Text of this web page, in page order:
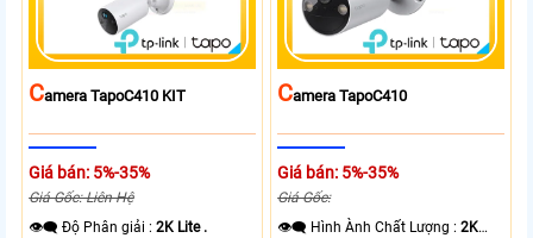
CAmera TapoC410 KIT
Giá bán: 5%-35%
Giá Gốc: Liên Hệ
👁️‍🗨 Độ Phân giải :2K Lite .
CAmera TapoC410
Giá bán: 5%-35%
Giá Gốc:
👁️‍🗨 Hình Ành Chất Lượng :2K